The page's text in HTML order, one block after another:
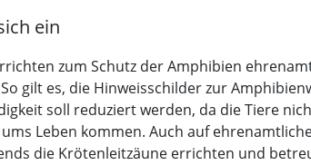
ein
zum Schutz der Amphibien
gilt es, die Hinweisschilder zur
soll reduziert werden, da die Tiere
Leben kommen. Auch auf
die Krötenleitzäune errichten und